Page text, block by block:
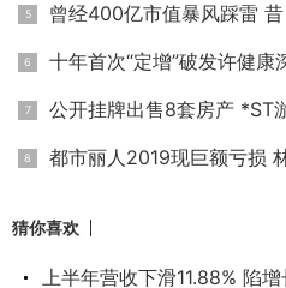
曾经400亿市值暴风踩雷
十年首次“定增”破发许健康深
公开挂牌出售8套房产 *ST
都市丽人2019现巨额亏损 林志
猜你喜欢
上半年营收下滑11.88% 陷增